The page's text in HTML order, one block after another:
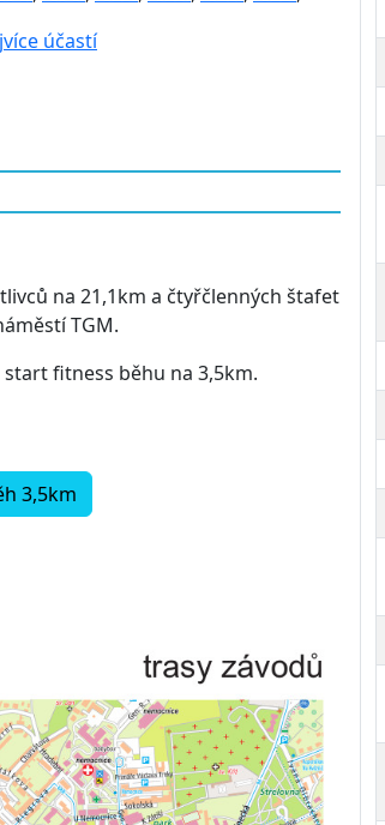
účastí
na 21,1km a čtyřčlenných štafet
TGM.
fitness běhu na 3,5km.
3,5km